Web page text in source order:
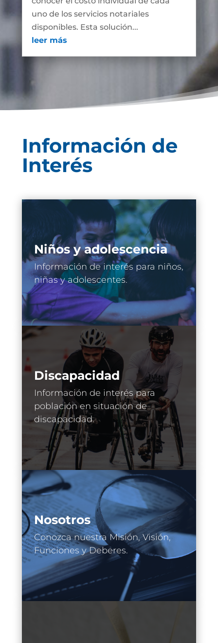
uno de los servicios notariales
disponibles. Esta solución...
leer más
Información de
Interés
Niños y adolescencia
Información de interés para niños,
niñas y adolescentes.
Discapacidad
Información de interés para
población en situación de
discapacidad.
Nosotros
Conozca nuestra Misión, Visión,
Funciones y Deberes.